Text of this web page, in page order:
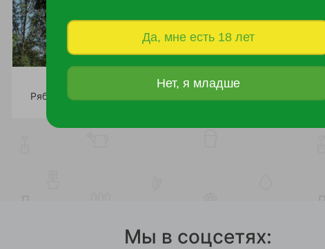
Да, мне есть 18 лет
Нет, я младше
Рябина Фингерпринт С20 1шт
Мы в соцсетях: